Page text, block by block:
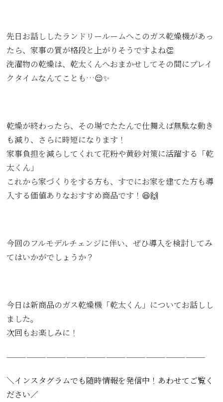
先日お話ししたランドリールームへこのガス乾燥機があっ
たら、家事の質が格段と上がりそうですよね👏
洗濯物の乾燥は、乾太くんへおまかせしてその間にブレイ
クタイムなんてことも…😌✨
乾燥が終わったら、その場でたたんで仕舞えば無駄な動き
も減り、さらに時短になります！
家事負担を減らしてくれて花粉や黄砂対策に活躍する「乾
太くん」
これから家づくりをする方も、すでにお家を建てた方も導
入する価値ありなおすすめ商品です！😆🙌
今回のフルモデルチェンジに伴い、ぜひ導入を検討してみ
てはいかがでしょうか？
今日は新商品のガス乾燥機「乾太くん」についてお話しし
ました。
次回もお楽しみに！
——————————————————————————————
＼インスタグラムでも随時情報を発信中！あわせてご覧く
ださい／